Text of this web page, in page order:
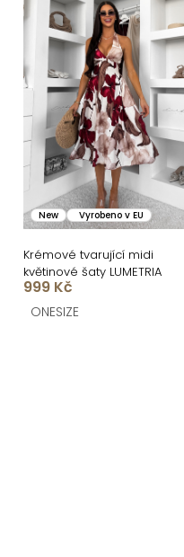
New Vyrobeno v EU
Krémové tvarující midi
květinové šaty LUMETRIA
999 Kč
ONESIZE